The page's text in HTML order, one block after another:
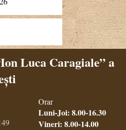
Luca Caragiale” a
Orar
Luni-Joi: 8.00-16.30
Vineri: 8.00-14.00